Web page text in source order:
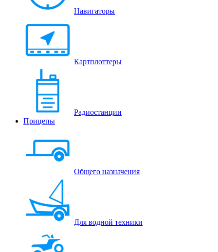
Навигаторы
Картплоттеры
Радиостанции
Прицепы
Общего назначения
Для водной техники